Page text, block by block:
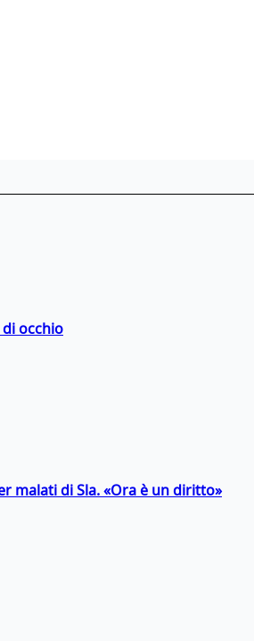
occhio
malati di Sla. «Ora è un diritto»